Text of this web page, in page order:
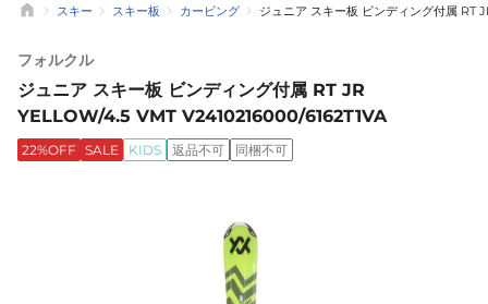
スキー スキー板 カービング ジュニア スキー板 ビンディング付属 RT
フォルクル
ジュニア スキー板 ビンディング付属 RT JR
YELLOW/4.5 VMT V2410216000/6162T1VA
22%OFF SALE KIDS 返品不可 同梱不可